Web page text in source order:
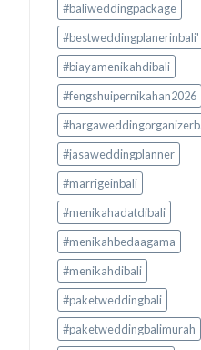
#baliweddingpackage
#bestweddingplanerinbali'
#biayamenikahdibali
#fengshuipernikahan2026
#jasaweddingplanner
#marrigeinbali
#menikahadatdibali
#menikahbedaagama
#menikahdibali
#paketweddingbali
#paketweddingbalimurah